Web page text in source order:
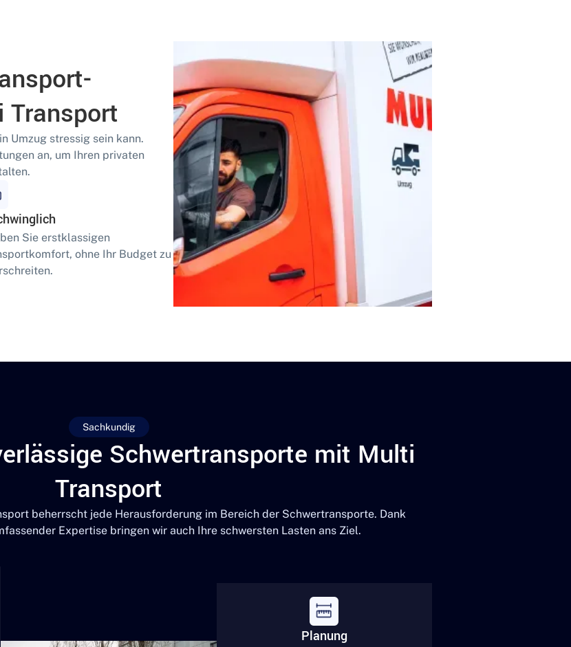
Transport
Umzug stressig sein kann.
an, um Ihren privaten
Sie erstklassigen
ohne Ihr Budget zu
Sachkundig
Schwertransporte mit Multi
Transport
beherrscht jede Herausforderung im Bereich der Schwertransporte. Dank
Expertise bringen wir auch Ihre schwersten Lasten ans Ziel.
Planung